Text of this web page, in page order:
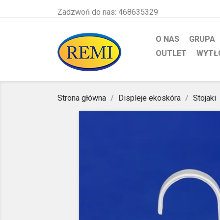
Zadzwoń do nas: 468635329
O NAS
GRUPA
OUTLET
Strona główna Displeje ekoskóra Stojaki